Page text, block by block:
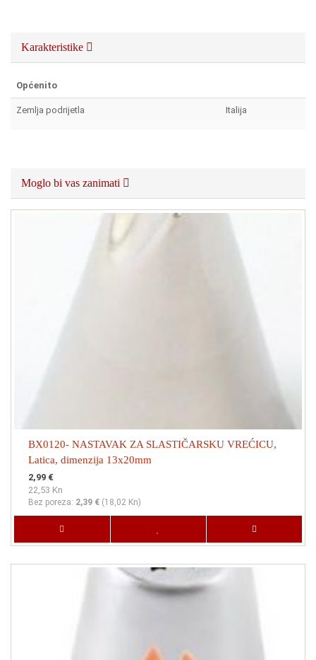
Karakteristike
Općenito
Zemlja podrijetla Italija
Moglo bi vas zanimati
BX0120- NASTAVAK ZA SLASTIČARSKU VREĆICU,
Latica, dimenzija 13x20mm
2,99 €
22,53 Kn
Bez poreza: 2,39 € (18,02 Kn)